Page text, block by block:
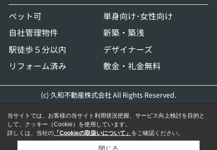
ペット可
自社管理物件
駅徒歩５分以内
リフォーム済み
単身向け･女性向け
新築・築浅
デザイナーズ
敷金・礼金無料
(c) 久和不動産株式会社 All Rights Reserved.
当サイトでは、お客様の当サイト利用状況把握、サービス向上検討を目的と
して、クッキー（Cookie）を使用しています。
詳しくは、当社の 「Cookieの取扱いについて」 をご確認ください。
閉じる